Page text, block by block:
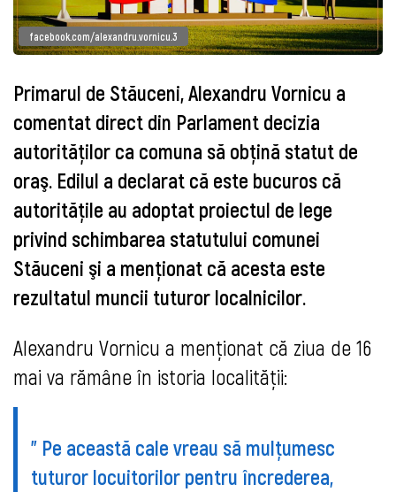
facebook.com/alexandru.vornicu.3
Primarul de Stăuceni, Alexandru Vornicu a
comentat direct din Parlament decizia
autorităţilor ca comuna să obţină statut de
oraş. Edilul a declarat că este bucuros că
autorităţile au adoptat proiectul de lege
privind schimbarea statutului comunei
Stăuceni şi a menţionat că acesta este
rezultatul muncii tuturor localnicilor.
Alexandru Vornicu a menţionat că ziua de 16
mai va rămâne în istoria localităţii:
" Pe această cale vreau să mulţumesc
tuturor locuitorilor pentru încrederea,